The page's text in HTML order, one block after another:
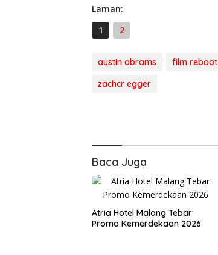
Laman:
1
2
austin abrams film reboot
zachcr egger
Baca Juga
Atria Hotel Malang Tebar
Promo Kemerdekaan 2026